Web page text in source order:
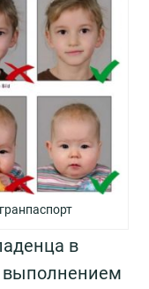
в
выполнением